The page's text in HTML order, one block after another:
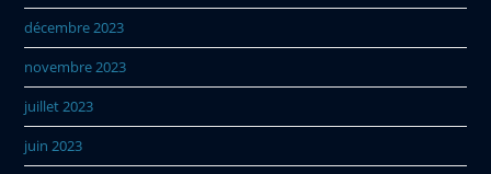
décembre 2023
novembre 2023
juillet 2023
juin 2023